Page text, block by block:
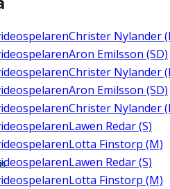
Christer Nylander
Aron Emilsson (SD)
Christer Nylander
Aron Emilsson (SD)
Christer Nylander
Lawen Redar (S)
Lotta Finstorp (M)
Lawen Redar (S)
Lotta Finstorp (M)